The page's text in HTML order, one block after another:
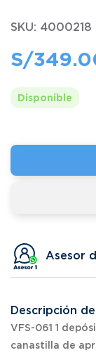
SKU: 4000218
S/349.
Disponible
Asesor
Descripción
VFS-061 1
canastilla de